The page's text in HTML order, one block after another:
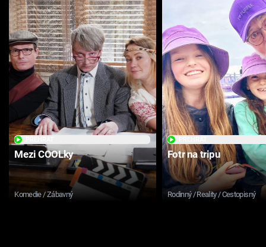
Mezi COOLky
Komedie / Zábavný
Fotr na tripu
Rodinný / Reality / Cestopisný